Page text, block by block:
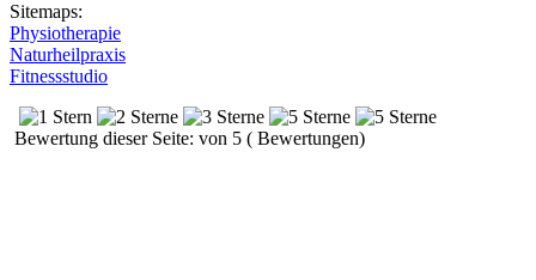
Sitemaps:
Physiotherapie
Naturheilpraxis
Fitnessstudio
Bewertung dieser Seite: von 5 ( Bewertungen)